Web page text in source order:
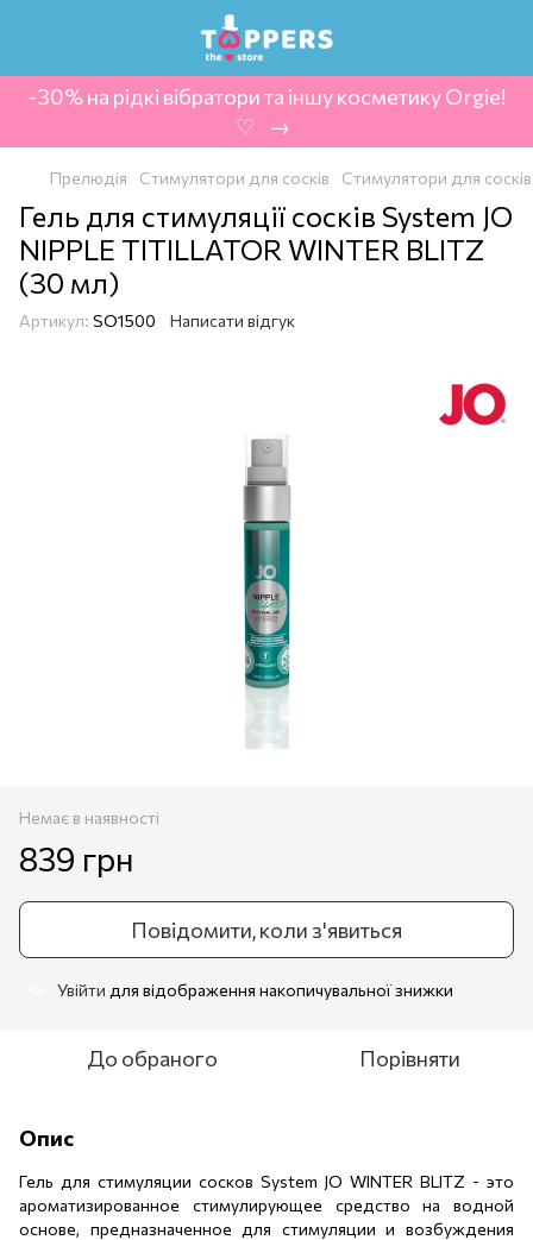
-30% на рідкі вібратори та іншу косметику Orgie!
‍ ♡ ‍ → ‍
Прелюдія Стимулятори для сосків Стимулятори для
Гель для стимуляції сосків System JO
NIPPLE TITILLATOR WINTER BLITZ
(30 мл)
Артикул: SO1500 Написати відгук
Немає в наявності
839 грн
Повідомити, коли з'явиться
Увійти для відображення накопичувальної знижки
До обраного Порівняти
Опис
Гель для стимуляции сосков System JO WINTER BLITZ - это
ароматизированное стимулирующее средство на водной
основе, предназначенное для стимуляции и возбуждения